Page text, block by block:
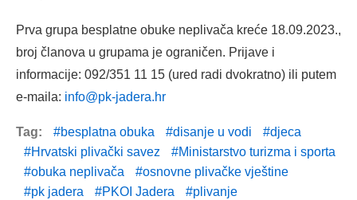
Prva grupa besplatne obuke neplivača kreće 18.09.2023.,
broj članova u grupama je ograničen. Prijave i
informacije: 092/351 11 15 (ured radi dvokratno) ili putem
e-maila: info@pk-jadera.hr
Tag: besplatna obuka disanje u vodi
djeca
Hrvatski plivački savez
Ministarstvo turizma i sporta
obuka neplivača
osnovne plivačke vještine
pk jadera
PKOI Jadera
plivanje